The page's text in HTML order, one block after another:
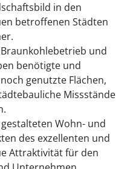
in den
betroffenen Städten
und
benötigte und
genutzte Flächen,
Missstände
Wohn- und
des exzellenten und
Attraktivität für den